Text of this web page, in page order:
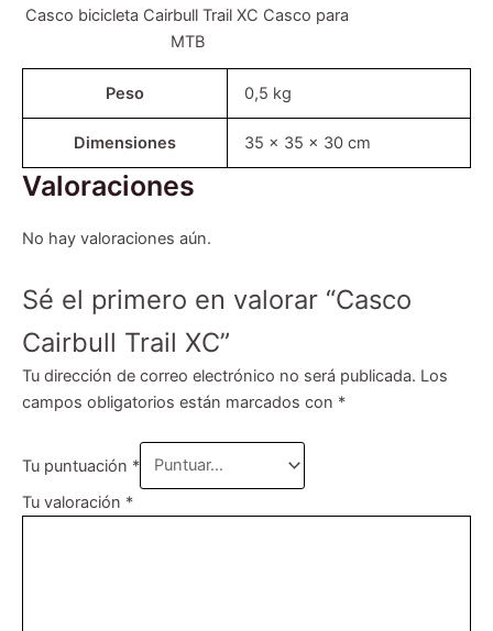
Casco bicicleta Cairbull Trail XC Casco para
MTB
Peso 0,5 kg
Dimensiones 35 × 35 × 30 cm
Valoraciones
No hay valoraciones aún.
Sé el primero en valorar “Casco
Cairbull Trail XC”
Tu dirección de correo electrónico no será publicada. Los
campos obligatorios están marcados con *
Tu puntuación *
Tu valoración *